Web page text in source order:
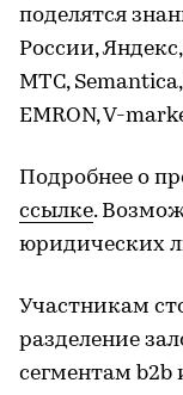
поделятся
России,
МТС,
EMRON, V-
Подробнее о
ссылке.
юридических
Участникам
разделение
сегментам b2b